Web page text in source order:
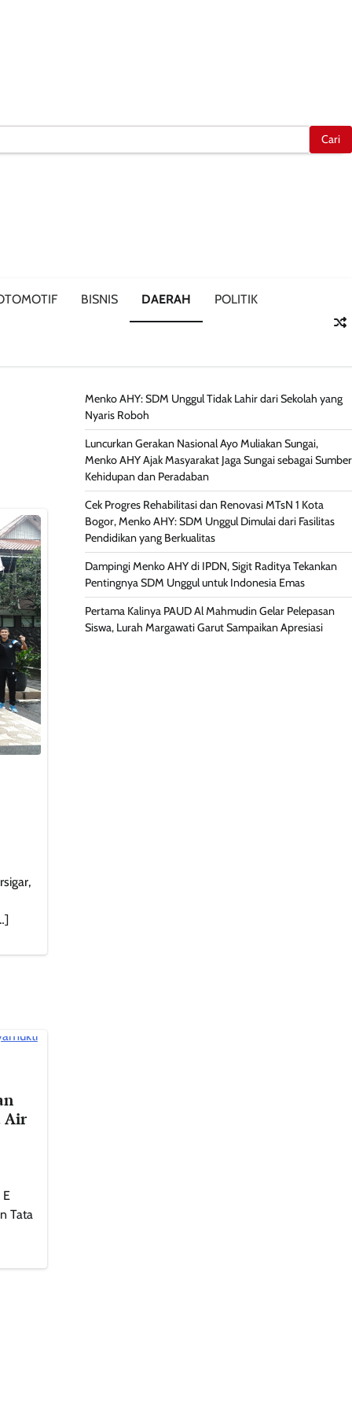
BISNIS DAERAH POLITIK
Air
Tata
Menko AHY: SDM Unggul Tidak Lahir dari Sekolah yang
Nyaris Roboh
Luncurkan Gerakan Nasional Ayo Muliakan Sungai,
Menko AHY Ajak Masyarakat Jaga Sungai sebagai Sumber
Kehidupan dan Peradaban
Cek Progres Rehabilitasi dan Renovasi MTsN 1 Kota
Bogor, Menko AHY: SDM Unggul Dimulai dari Fasilitas
Pendidikan yang Berkualitas
Dampingi Menko AHY di IPDN, Sigit Raditya Tekankan
Pentingnya SDM Unggul untuk Indonesia Emas
Pertama Kalinya PAUD Al Mahmudin Gelar Pelepasan
Siswa, Lurah Margawati Garut Sampaikan Apresiasi